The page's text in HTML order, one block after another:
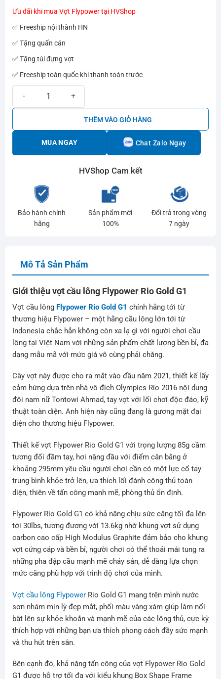
1.400.000₫.
Ưu đãi khi mua Vợt Flypower tại HVShop
✅ Freeship nội thành HN
✅ Tặng quấn cán
✅ Tặng túi đựng vợt
✅ Freeship toàn quốc khi thanh toán trước
THÊM VÀO GIỎ HÀNG
MUA NGAY Chat Zalo Ngay
HVShop Cam kết
Bảo hành chính
hãng
Sản phẩm mới
100%
Đổi trả trong vòng
7 ngày
Mô Tả Sản Phẩm
Giới thiệu vợt cầu lông Flypower Rio Gold G1
Vợt cầu lông Flypower Rio Gold G1 chính hãng tới từ
thương hiệu Flypower – một hãng cầu lông lớn tới từ
Indonesia chắc hẳn không còn xa lạ gì với người chơi cầu
lông tại Việt Nam với những sản phẩm chất lượng bền bỉ, đa
dạng mẫu mã với mức giá vô cùng phải chăng.
Cây vợt này được cho ra mắt vào đầu năm 2021, thiết kế lấy
cảm hứng dựa trên nhà vô địch Olympics Rio 2016 nội dung
đôi nam nữ Tontowi Ahmad, tay vợt với lối chơi độc đáo, kỹ
thuật toàn diện. Anh hiện này cũng đang là gương mặt đại
diện cho thương hiệu Flypower.
Thiết kế vợt Flypower Rio Gold G1 với trọng lượng 85g cầm
tương đối đầm tay, hơi nặng đầu với điểm cân bằng ở
khoảng 295mm yêu cầu người chơi cần có một lực cổ tay
trung bình khỏe trở lên, ưa thích lối đánh công thủ toàn
diện, thiên về tấn công mạnh mẽ, phòng thủ ổn định.
Flypower Rio Gold G1 có khả năng chịu sức căng tối đa lên
tới 30lbs, tương đương với 13.6kg nhờ khung vợt sử dụng
carbon cao cấp High Modulus Graphite đảm bảo cho khung
vợt cứng cáp và bền bỉ, người chơi có thể thoải mái tung ra
những pha đập cầu mạnh mẽ cháy sân, dễ dàng lựa chọn
mức căng phù hợp với trình độ chơi của mình.
Vợt cầu lông FlypowerRio Gold G1 mang trên mình nước
sơn nhám mịn lỳ đẹp mắt, phối màu vàng xám giúp làm nổi
bật lên sự khỏe khoắn và mạnh mẽ của các lông thủ, cực kỳ
thích hợp với những bạn ưa thích phong cách đầy sức mạnh
và thu hút trên sân.
Bên cạnh đó, khả năng tấn công của vợt Flypower Rio Gold
G1 được hỗ trợ tối đa với kiểu khung Box Shape Frame